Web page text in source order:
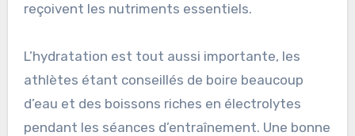
reçoivent les nutriments essentiels.
L’hydratation est tout aussi importante, les
athlètes étant conseillés de boire beaucoup
d’eau et des boissons riches en électrolytes
pendant les séances d’entraînement. Une bonne